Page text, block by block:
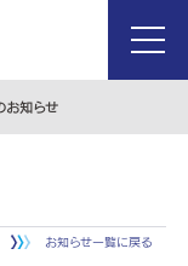
menu
お知らせ
お知らせ一覧に戻る